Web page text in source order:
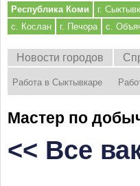
Республика Коми г.
с. Кослан
г. Печора с.
Новости городов
Работа в Сыктывкаре
Мастер по
<< Все